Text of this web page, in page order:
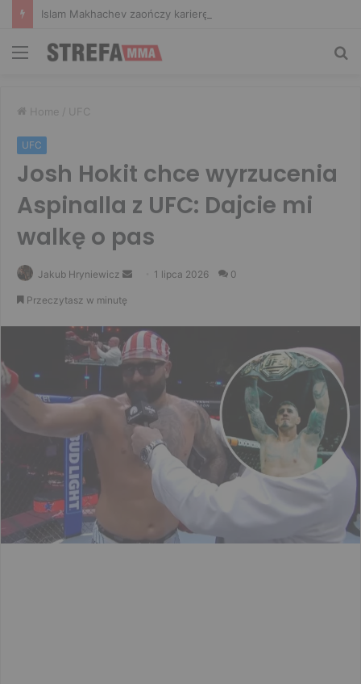
Menu
Home / UFC
UFC
Josh Hokit chce wyrzucenia
Aspinalla z UFC: Dajcie mi
walkę o pas
Jakub Hryniewicz
Send 1 lipca 2026 0
Przeczytasz w minutę